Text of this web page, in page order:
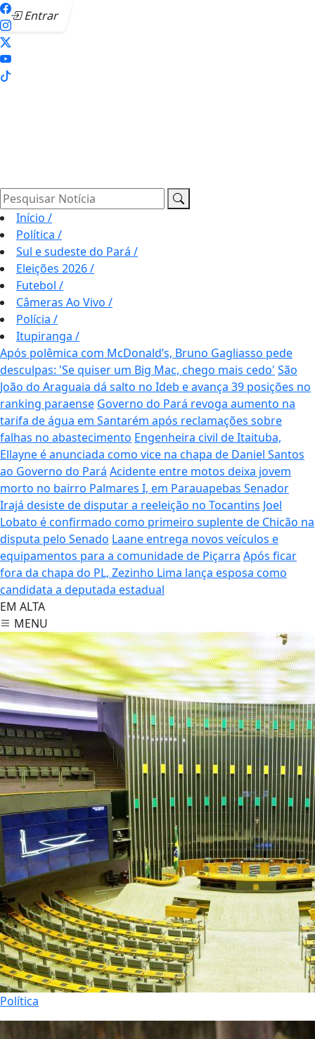
Entrar
Pesquisar Notícia
Início /
Política /
Sul e sudeste do Pará /
Eleições 2026/
Futebol /
Câmeras Ao Vivo /
Polícia /
Itupiranga /
Após polêmica com McDonald’s, Bruno Gagliasso pede
desculpas: 'Se quiser um Big Mac, chego mais cedo' São
João do Araguaia dá salto no Ideb e avança 39 posições no
ranking paraense Governo do Pará revoga aumento na
tarifa de água em Santarém após reclamações sobre
falhas no abastecimento Engenheira civil de Itaituba,
Ellayne é anunciada como vice na chapa de Daniel Santos
ao Governo do Pará Acidente entre motos deixa jovem
morto no bairro Palmares I, em Parauapebas Senador
Irajá desiste de disputar a reeleição no Tocantins Joel
Lobato é confirmado como primeiro suplente de Chicão na
disputa pelo Senado Laane entrega novos veículos e
equipamentos para a comunidade de Piçarra Após ficar
fora da chapa do PL, Zezinho Lima lança esposa como
candidata a deputada estadual
EM ALTA
MENU
Política